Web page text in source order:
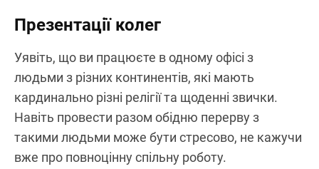
Презентації колег
Уявіть, що ви працюєте в одному офісі з
людьми з різних континентів, які мають
кардинально різні релігії та щоденні звички.
Навіть провести разом обідню перерву з
такими людьми може бути стресово, не кажучи
вже про повноцінну спільну роботу.